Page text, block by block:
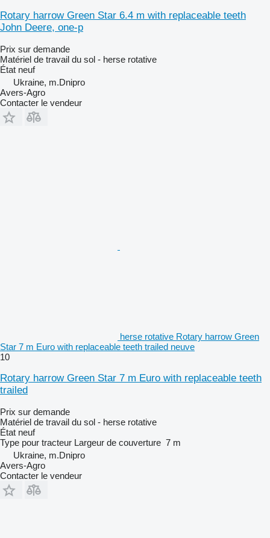
Rotary harrow Green Star 6.4 m with replaceable teeth
John Deere, one-p
Prix sur demande
Matériel de travail du sol - herse rotative
État neuf
Ukraine, m.Dnipro
Avers-Agro
Contacter le vendeur
herse rotative Rotary harrow Green
Star 7 m Euro with replaceable teeth trailed neuve
10
Rotary harrow Green Star 7 m Euro with replaceable teeth
trailed
Prix sur demande
Matériel de travail du sol - herse rotative
État neuf
Type pour tracteur Largeur de couverture 7 m
Ukraine, m.Dnipro
Avers-Agro
Contacter le vendeur